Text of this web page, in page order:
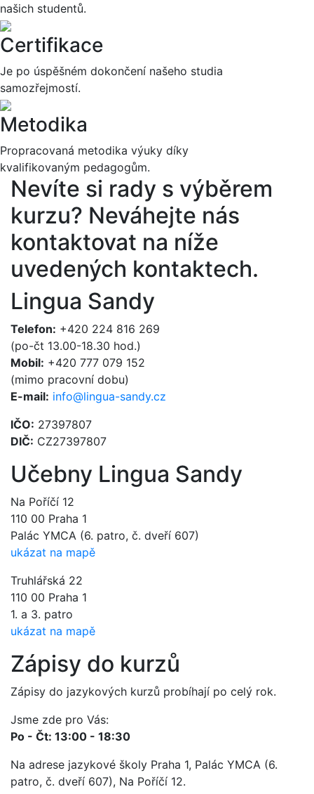
našich studentů.
Certifikace
Je po úspěšném dokončení našeho studia
samozřejmostí.
Metodika
Propracovaná metodika výuky díky
kvalifikovaným pedagogům.
Nevíte si rady s výběrem
kurzu? Neváhejte nás
kontaktovat na níže
uvedených kontaktech.
Lingua Sandy
Telefon: +420 224 816 269
(po-čt 13.00-18.30 hod.)
Mobil: +420 777 079 152
(mimo pracovní dobu)
E-mail: info@lingua-sandy.cz
IČO: 27397807
DIČ: CZ27397807
Učebny Lingua Sandy
Na Poříčí 12
110 00 Praha 1
Palác YMCA (6. patro, č. dveří 607)
ukázat na mapě
Truhlářská 22
110 00 Praha 1
1. a 3. patro
ukázat na mapě
Zápisy do kurzů
Zápisy do jazykových kurzů probíhají po celý rok.
Jsme zde pro Vás:
Po - Čt: 13:00 - 18:30
Na adrese jazykové školy Praha 1, Palác YMCA (6.
patro, č. dveří 607), Na Poříčí 12.